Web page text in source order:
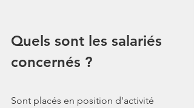
Quels sont les salariés
concernés ?
Sont placés en position d'activité